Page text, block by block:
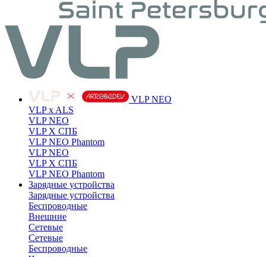
VLP NEO
VLP x ALS
VLP NEO
VLP X СПБ
VLP NEO Phantom
VLP NEO
VLP X СПБ
VLP NEO Phantom
Зарядные устройства
Зарядные устройства
Беспроводные
Внешние
Сетевые
Сетевые
Беспроводные